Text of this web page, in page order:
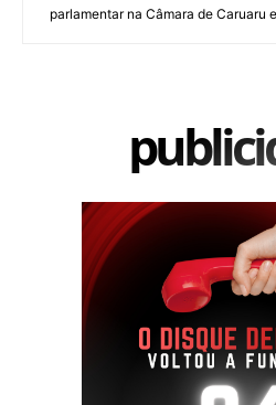
parlamentar na Câmara de Caruaru